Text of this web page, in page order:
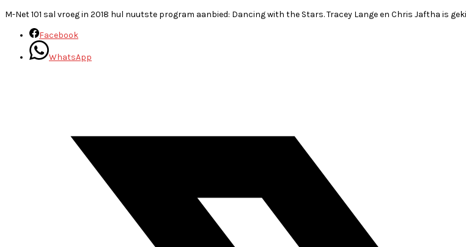
M-Net 101 sal vroeg in 2018 hul nuutste program aanbied: Dancing with the Stars. Tracey Lange en Chris Jaftha is
Facebook
WhatsApp